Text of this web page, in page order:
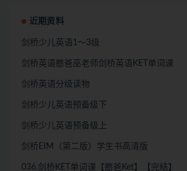
近期资料
剑桥少儿英语1～3级
剑桥英语憨爸巫老师剑桥英语KET单词课
剑桥英语分级读物
剑桥少儿英语预备级下
剑桥少儿英语预备级上
剑桥EIM（第二版）学生书高清版
036.剑桥KET单词课【憨爸Ket】【完结】